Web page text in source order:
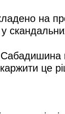
на
це